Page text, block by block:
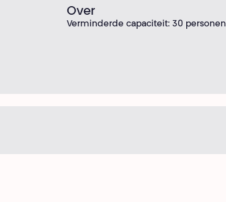
Over
Verminderde capaciteit: 30 personen